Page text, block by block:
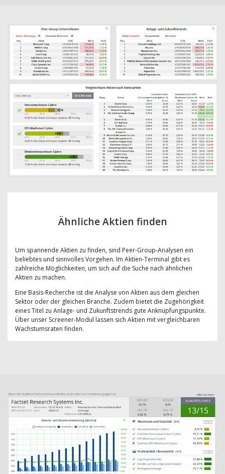
Ähnliche Aktien finden
Um spannende Aktien zu finden, sind Peer-Group-Analysen ein
beliebtes und sinnvolles Vorgehen. Im Aktien-Terminal gibt es
zahlreiche Möglichkeiten, um sich auf die Suche nach ähnlichen
Aktien zu machen.
Eine Basis-Recherche ist die Analyse von Aktien aus dem gleichen
Sektor oder der gleichen Branche. Zudem bietet die Zugehörigkeit
eines Titel zu Anlage- und Zukunftstrends gute Anknüpfungspunkte.
Über unser Screener-Modul lassen sich Aktien mit vergleichbaren
Wachstumsraten finden.